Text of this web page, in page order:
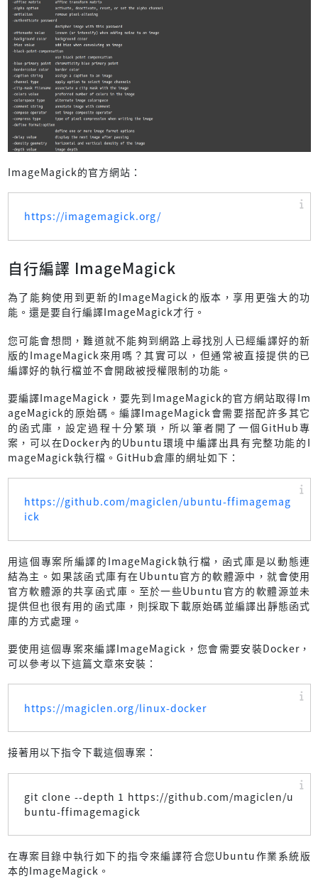
ImageMagick的官方網站：
https://imagemagick.org/
自行編譯 ImageMagick
為了能夠使用到更新的ImageMagick的版本，享用更強大的功
能。還是要自行編譯ImageMagick才行。
您可能會想問，難道就不能夠到網路上尋找別人已經編譯好的新
版的ImageMagick來用嗎？其實可以，但通常被直接提供的已
編譯好的執行檔並不會開啟被授權限制的功能。
要編譯ImageMagick，要先到ImageMagick的官方網站取得Im
ageMagick的原始碼。編譯ImageMagick會需要搭配許多其它
的函式庫，設定過程十分繁瑣，所以筆者開了一個GitHub專
案，可以在Docker內的Ubuntu環境中編譯出具有完整功能的I
mageMagick執行檔。GitHub倉庫的網址如下：
https://github.com/magiclen/ubuntu-ffimagemag
ick
用這個專案所編譯的ImageMagick執行檔，函式庫是以動態連
結為主。如果該函式庫有在Ubuntu官方的軟體源中，就會使用
官方軟體源的共享函式庫。至於一些Ubuntu官方的軟體源並未
提供但也很有用的函式庫，則採取下載原始碼並編譯出靜態函式
庫的方式處理。
要使用這個專案來編譯ImageMagick，您會需要安裝Docker，
可以參考以下這篇文章來安裝：
https://magiclen.org/linux-docker
接著用以下指令下載這個專案：
git clone --depth 1 https://github.com/magiclen/u
buntu-ffimagemagick
在專案目錄中執行如下的指令來編譯符合您Ubuntu作業系統版
本的ImageMagick。